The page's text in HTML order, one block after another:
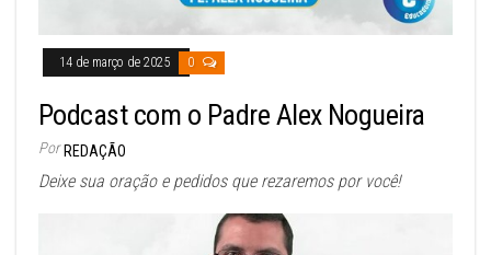
14 de março de 2025 0
Podcast com o Padre Alex Nogueira
Por REDAÇÃO
Deixe sua oração e pedidos que rezaremos por você!